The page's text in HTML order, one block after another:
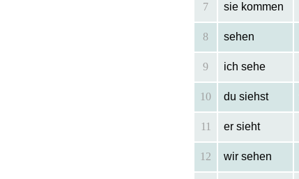
7 sie kommen
8 sehen
9 ich sehe
10 du siehst
11 er sieht
12 wir sehen